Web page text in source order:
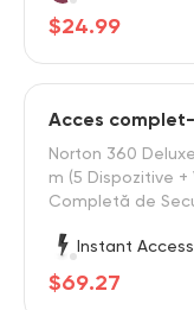
$24.99
Acces
Norton 360
m (5 Dispozitive
Completă de
Instant Access
$69.27